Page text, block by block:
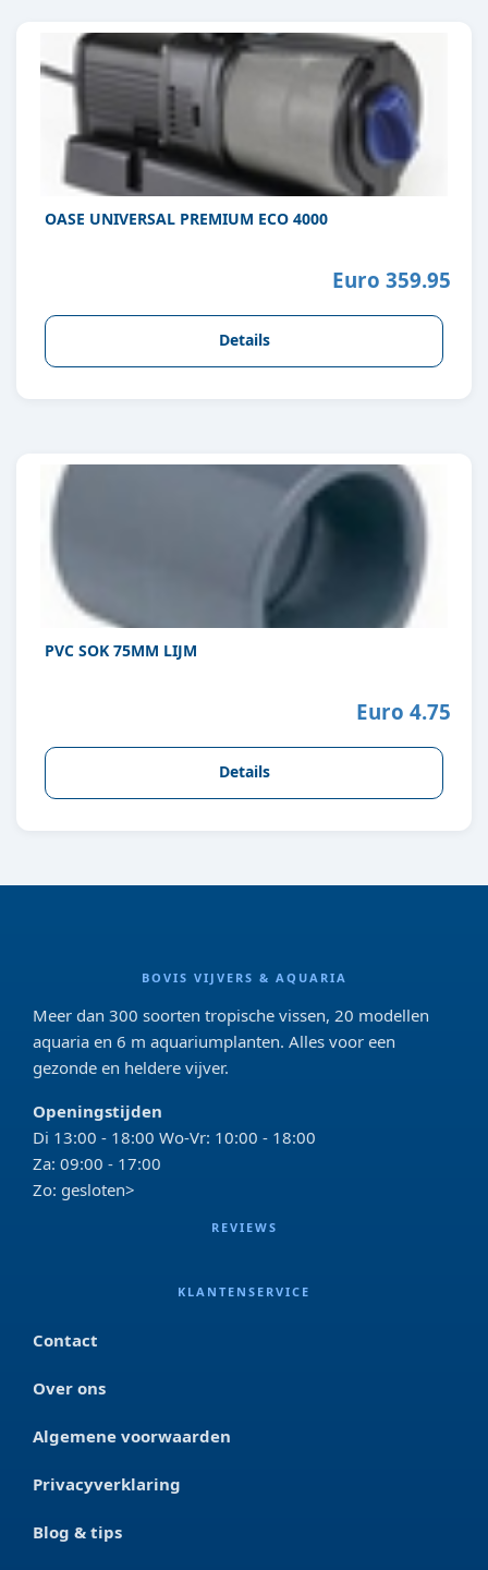
OASE UNIVERSAL PREMIUM ECO 4000
Euro 359.95
Details
PVC SOK 75MM LIJM
Euro 4.75
Details
BOVIS VIJVERS & AQUARIA
Meer dan 300 soorten tropische vissen, 20 modellen
aquaria en 6 m aquariumplanten. Alles voor een
gezonde en heldere vijver.
Openingstijden
Di 13:00 - 18:00 Wo-Vr: 10:00 - 18:00
Za: 09:00 - 17:00
Zo: gesloten>
REVIEWS
KLANTENSERVICE
Contact
Over ons
Algemene voorwaarden
Privacyverklaring
Blog & tips